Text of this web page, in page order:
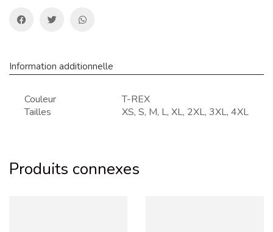
Information additionnelle
Couleur
T-REX
Tailles
XS, S, M, L, XL, 2XL, 3XL, 4XL
Produits connexes